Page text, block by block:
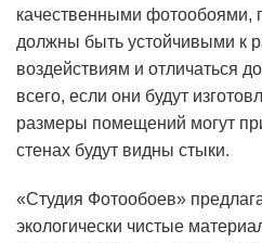
качественными фотообоями,
должны быть устойчивыми к
воздействиям и отличаться
всего, если они будут
размеры помещений могут
стенах будут видны стыки.
«Студия Фотообоев»
экологически чистые